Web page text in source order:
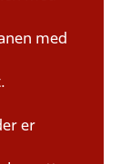
med
er